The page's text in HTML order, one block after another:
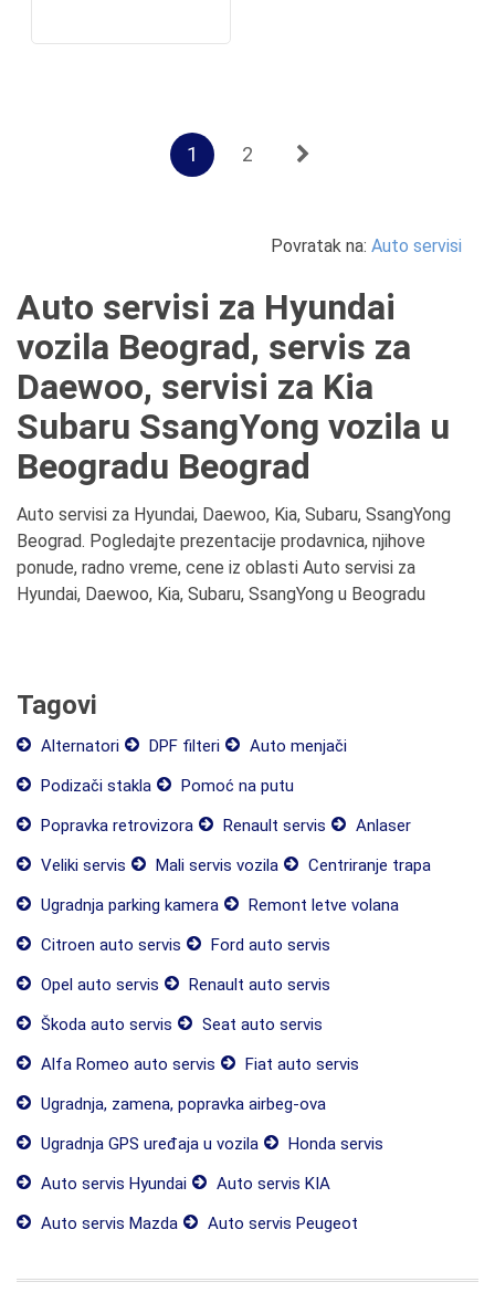
1 2
Povratak na: Auto servisi
Auto servisi za Hyundai
vozila Beograd, servis za
Daewoo, servisi za Kia
Subaru SsangYong vozila u
Beogradu Beograd
Auto servisi za Hyundai, Daewoo, Kia, Subaru, SsangYong
Beograd. Pogledajte prezentacije prodavnica, njihove
ponude, radno vreme, cene iz oblasti Auto servisi za
Hyundai, Daewoo, Kia, Subaru, SsangYong u Beogradu
Tagovi
Alternatori DPF filteri
Auto menjači
Podizači stakla
Pomoć na putu
Popravka retrovizora
Renault servis
Anlaser
Veliki servis
Mali servis vozila
Centriranje trapa
Ugradnja parking kamera
Remont letve volana
Citroen auto servis
Ford auto servis
Opel auto servis
Renault auto servis
Škoda auto servis
Seat auto servis
Alfa Romeo auto servis
Fiat auto servis
Ugradnja, zamena, popravka airbeg-ova
Ugradnja GPS uređaja u vozila
Honda servis
Auto servis Hyundai
Auto servis KIA
Auto servis Mazda
Auto servis Peugeot